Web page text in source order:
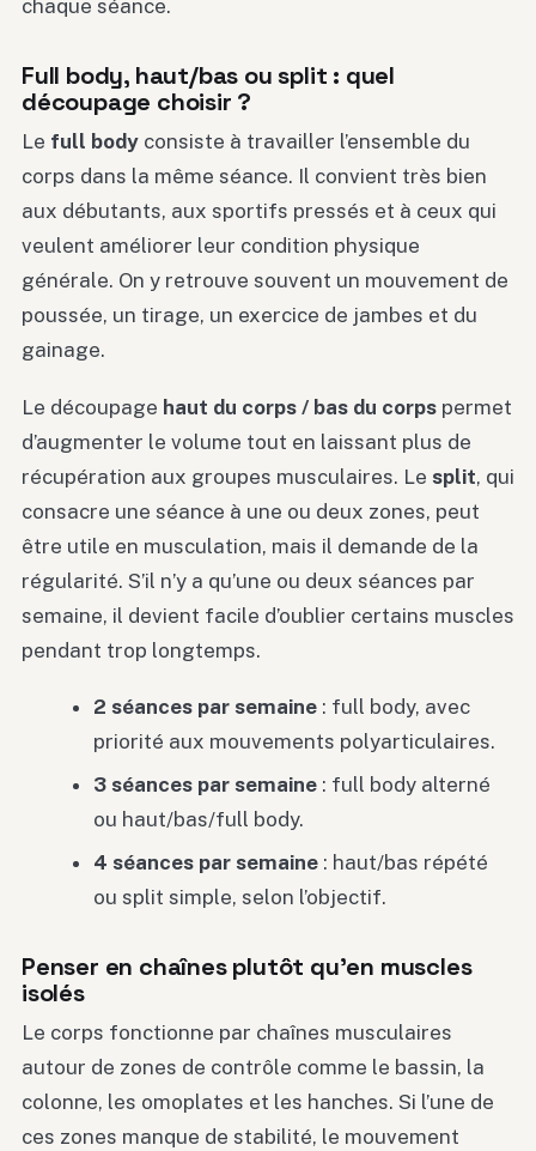
chaque séance.
Full body, haut/bas ou split : quel
découpage choisir ?
Le full body consiste à travailler l’ensemble du
corps dans la même séance. Il convient très bien
aux débutants, aux sportifs pressés et à ceux qui
veulent améliorer leur condition physique
générale. On y retrouve souvent un mouvement de
poussée, un tirage, un exercice de jambes et du
gainage.
Le découpage haut du corps / bas du corps permet
d’augmenter le volume tout en laissant plus de
récupération aux groupes musculaires. Le split, qui
consacre une séance à une ou deux zones, peut
être utile en musculation, mais il demande de la
régularité. S’il n’y a qu’une ou deux séances par
semaine, il devient facile d’oublier certains muscles
pendant trop longtemps.
2 séances par semaine : full body, avec
priorité aux mouvements polyarticulaires.
3 séances par semaine : full body alterné
ou haut/bas/full body.
4 séances par semaine : haut/bas répété
ou split simple, selon l’objectif.
Penser en chaînes plutôt qu’en muscles
isolés
Le corps fonctionne par chaînes musculaires
autour de zones de contrôle comme le bassin, la
colonne, les omoplates et les hanches. Si l’une de
ces zones manque de stabilité, le mouvement